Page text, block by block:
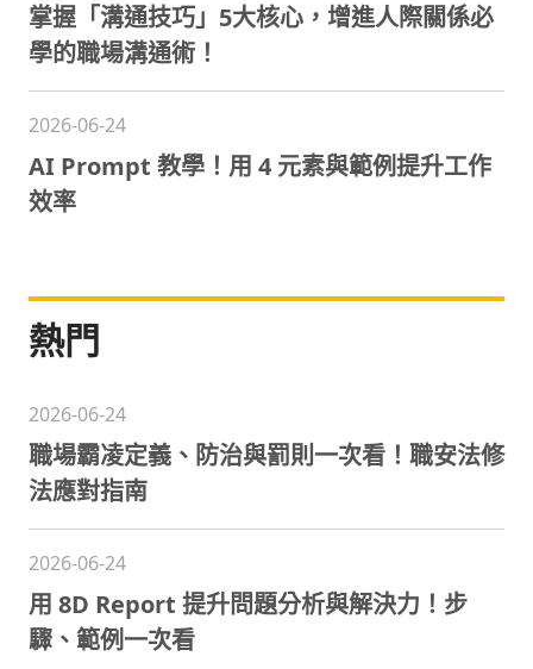
掌握「溝通技巧」5大核心，增進人際關係必
學的職場溝通術！
2026-06-24
AI Prompt 教學！用 4 元素與範例提升工作
效率
熱門
2026-06-24
職場霸凌定義、防治與罰則一次看！職安法修
法應對指南
2026-06-24
用 8D Report 提升問題分析與解決力！步
驟、範例一次看